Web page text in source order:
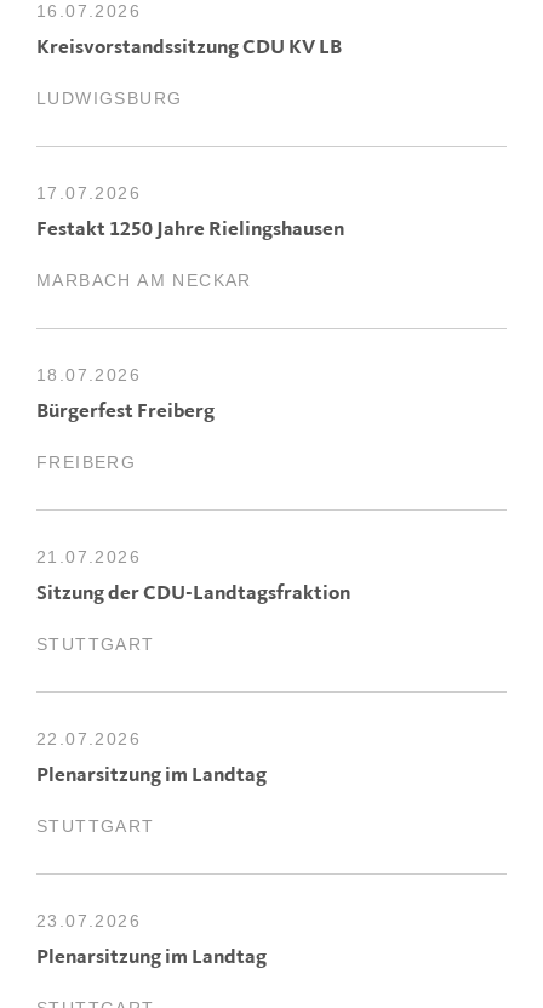
16.07.2026
Kreisvorstandssitzung CDU KV LB
LUDWIGSBURG
17.07.2026
Festakt 1250 Jahre Rielingshausen
MARBACH AM NECKAR
18.07.2026
Bürgerfest Freiberg
FREIBERG
21.07.2026
Sitzung der CDU-Landtagsfraktion
STUTTGART
22.07.2026
Plenarsitzung im Landtag
STUTTGART
23.07.2026
Plenarsitzung im Landtag